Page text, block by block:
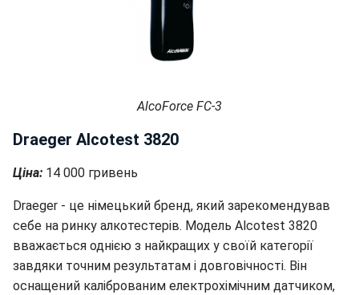
AlcoForce FC-3
Draeger Alcotest 3820
Ціна: 14 000 гривень
Draeger - це німецький бренд, який зарекомендував
себе на ринку алкотестерів. Модель Alcotest 3820
вважається однією з найкращих у своїй категорії
завдяки точним результатам і довговічності. Він
оснащений каліброваним електрохімічним датчиком,